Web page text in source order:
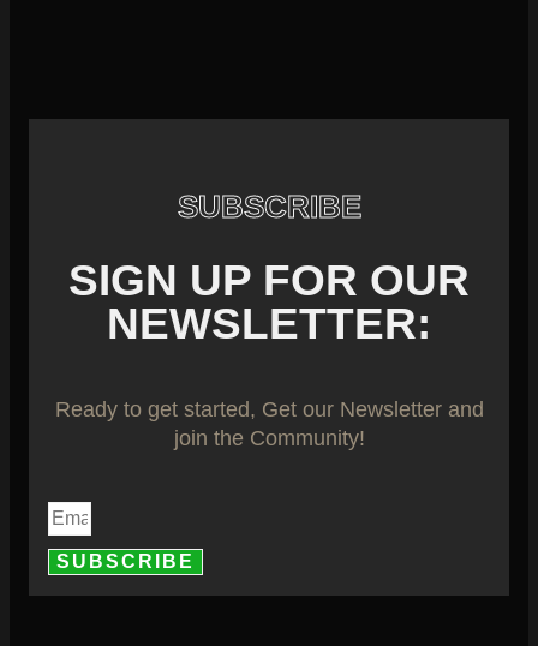
SUBSCRIBE
SIGN UP FOR OUR
NEWSLETTER:
Ready to get started, Get our Newsletter and
join the Community!
SUBSCRIBE